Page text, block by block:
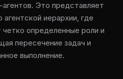
Это представляет
иерархии, где
определенные роли и
пересечение задач и
выполнение.